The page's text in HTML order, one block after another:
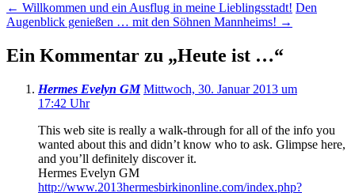
← Willkommen und ein Ausflug in meine Lieblingsstadt! Den
Augenblick genießen … mit den Söhnen Mannheims! →
Ein Kommentar zu „Heute ist …“
Hermes Evelyn GM Mittwoch, 30. Januar 2013 um
17:42 Uhr
This web site is really a walk-through for all of the info you
wanted about this and didn’t know who to ask. Glimpse here,
and you’ll definitely discover it.
Hermes Evelyn GM
http://www.2013hermesbirkinonline.com/index.php?